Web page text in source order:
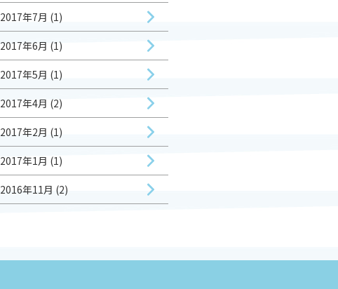
2017年7月 (1)
2017年6月 (1)
2017年5月 (1)
2017年4月 (2)
2017年2月 (1)
2017年1月 (1)
2016年11月 (2)